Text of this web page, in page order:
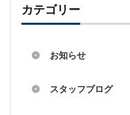
カテゴリー
お知らせ
スタッフブログ